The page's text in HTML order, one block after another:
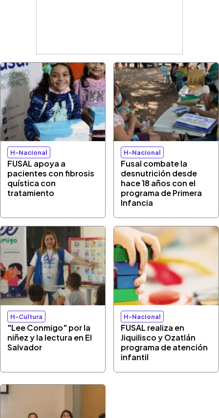
H-Nacional
FUSAL apoya a
pacientes con fibrosis
quística con
tratamiento
H-Nacional
Fusal combate la
desnutrición desde
hace 18 años con el
programa de Primera
Infancia
H-Cultura
"Lee Conmigo" por la
niñez y la lectura en El
Salvador
H-Nacional
FUSAL realiza en
Jiquilisco y Ozatlán
programa de atención
infantil